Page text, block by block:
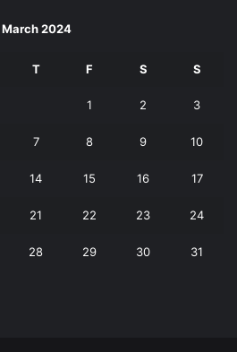
March 2024
T F S S
1 2 3
7 8 9 10
14 15 16 17
21 22 23 24
28 29 30 31